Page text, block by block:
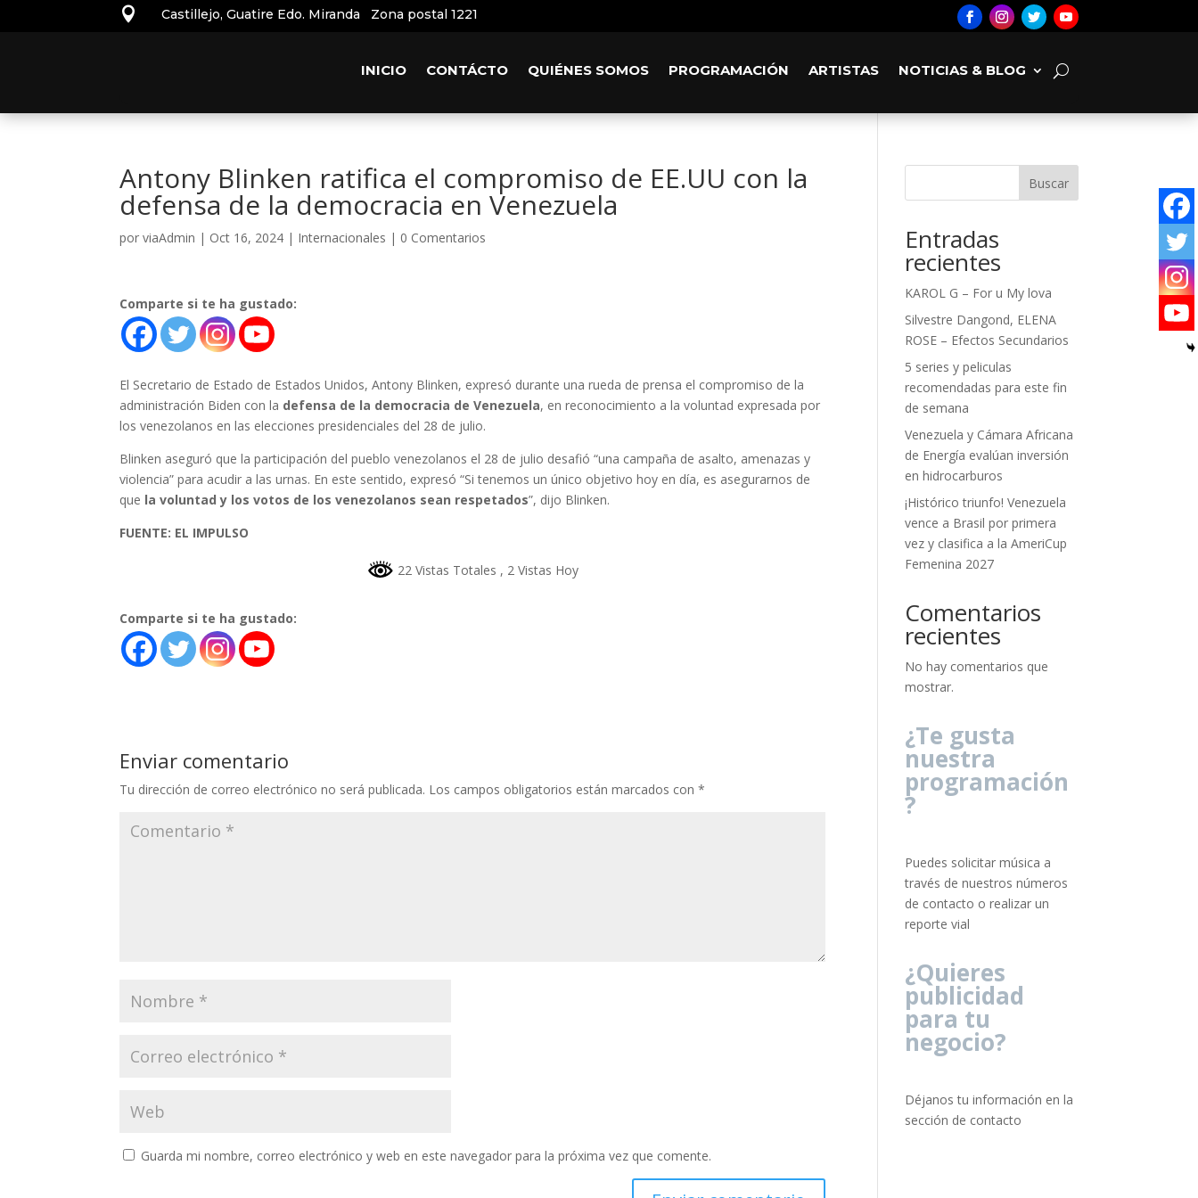
 Castillejo, Guatire Edo. Miranda Zona postal 1221
INICIO CONTÁCTO QUIÉNES SOMOS PROGRAMACIÓN ARTISTAS NOTICIAS & BLOG
Antony Blinken ratifica el compromiso de EE.UU con la
defensa de la democracia en Venezuela
porviaAdmin | Oct 16, 2024 | Internacionales | 0 Comentarios
Comparte si te ha gustado:
El Secretario de Estado de Estados Unidos, Antony Blinken, expresó durante una rueda de prensa el compromiso de la
administración Biden con la defensa de la democracia de Venezuela, en reconocimiento a la voluntad expresada por
los venezolanos en las elecciones presidenciales del 28 de julio.
Blinken aseguró que la participación del pueblo venezolanos el 28 de julio desafió “una campaña de asalto, amenazas y
violencia” para acudir a las urnas. En este sentido, expresó “Si tenemos un único objetivo hoy en día, es asegurarnos de
que la voluntad y los votos de los venezolanos sean respetados”, dijo Blinken.
FUENTE: EL IMPULSO
22 Vistas Totales , 2 Vistas Hoy
Comparte si te ha gustado:
Enviar comentario
Tu dirección de correo electrónico no será publicada. Los campos obligatorios están marcados con*
Guarda mi nombre, correo electrónico y web en este navegador para la próxima vez que comente.
Buscar
Entradas
recientes
KAROL G – For u My lova
Silvestre Dangond, ELENA
ROSE – Efectos Secundarios
5 series y peliculas
recomendadas para este fin
de semana
Venezuela y Cámara Africana
de Energía evalúan inversión
en hidrocarburos
¡Histórico triunfo! Venezuela
vence a Brasil por primera
vez y clasifica a la AmeriCup
Femenina 2027
Comentarios
recientes
No hay comentarios que
mostrar.
¿Te gusta
nuestra
programación
?
Puedes solicitar música a
través de nuestros números
de contacto o realizar un
reporte vial
¿Quieres
publicidad
para tu
negocio?
Déjanos tu información en la
sección de contacto